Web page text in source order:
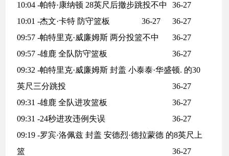
36-27
10:04 -帕特·康纳顿 28英尺后撤步跳投不中
36-27
10:01 -杰文·卡特 防守篮板
36-27
09:57 -帕特里克·威廉姆斯 两分投篮不中
36-27
09:57 -雄鹿 全队防守篮板
36-27
09:32 -帕特里克·威廉姆斯 封盖 小泰泰·华盛顿. 的30
英尺三分跳投
36-27
09:31 -雄鹿 全队进攻篮板
36-27
09:31 -24秒进攻违例失误
36-27
09:19 -罗宾·洛佩兹 封盖 安德烈·德拉蒙德 的8英尺上
篮
36-27